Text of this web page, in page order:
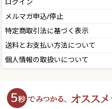
メルマガ申込/停止
特定商取引法に基づく表示
送料とお支払い方法について
個人情報の取扱いについて